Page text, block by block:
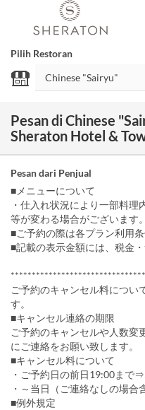
Pilih Restoran
Pesan di Chinese
Sheraton Hotel &
Pesan dari Penjual
■メニューについて
・仕入れ状況により一部料
等が変わる場合がございます
■ご予約の際は各プラン利用条
■記載の表示金額には、税金
ご予約のキャンセル料につい
す。
■キャンセル連絡の期限
ご予約のキャンセルや人数変
にご連絡をお願い致します。
■キャンセル料について
・ご予約日の前日19:00まで
・～当日（ご連絡なしの場
■例外規定